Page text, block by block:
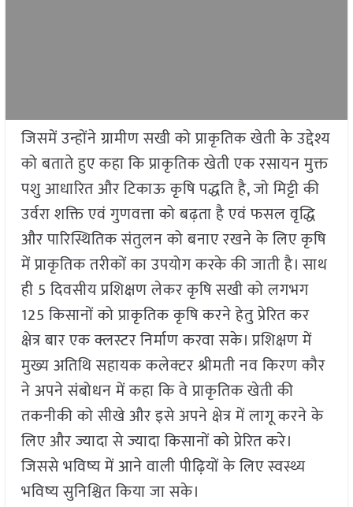
जिसमें उन्होंने ग्रामीण सखी को प्राकृतिक खेती के उद्देश्य
को बताते हुए कहा कि प्राकृतिक खेती एक रसायन मुक्त
पशु आधारित और टिकाऊ कृषि पद्धति है, जो मिट्टी की
उर्वरा शक्ति एवं गुणवत्ता को बढ़ता है एवं फसल वृद्धि
और पारिस्थितिक संतुलन को बनाए रखने के लिए कृषि
में प्राकृतिक तरीकों का उपयोग करके की जाती है। साथ
ही 5 दिवसीय प्रशिक्षण लेकर कृषि सखी को लगभग
125 किसानों को प्राकृतिक कृषि करने हेतु प्रेरित कर
क्षेत्र बार एक क्लस्टर निर्माण करवा सके। प्रशिक्षण में
मुख्य अतिथि सहायक कलेक्टर श्रीमती नव किरण कौर
ने अपने संबोधन में कहा कि वे प्राकृतिक खेती की
तकनीकी को सीखे और इसे अपने क्षेत्र में लागू करने के
लिए और ज्यादा से ज्यादा किसानों को प्रेरित करे।
जिससे भविष्य में आने वाली पीढ़ियों के लिए स्वस्थ्य
भविष्य सुनिश्चित किया जा सके।